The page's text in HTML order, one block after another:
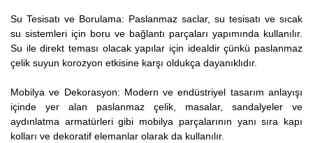
Su Tesisatı ve Borulama: Paslanmaz saclar, su tesisatı ve sıcak
su sistemleri için boru ve bağlantı parçaları yapımında kullanılır.
Su ile direkt teması olacak yapılar için idealdir çünkü paslanmaz
çelik suyun korozyon etkisine karşı oldukça dayanıklıdır.
Mobilya ve Dekorasyon: Modern ve endüstriyel tasarım anlayışı
içinde yer alan paslanmaz çelik, masalar, sandalyeler ve
aydınlatma armatürleri gibi mobilya parçalarının yanı sıra kapı
kolları ve dekoratif elemanlar olarak da kullanılır.